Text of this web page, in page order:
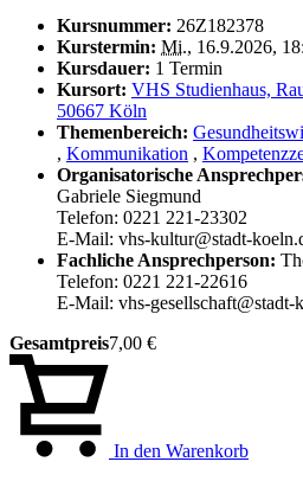
Kursnummer: 26Z182378
Kurstermin: Mi., 16.9.2026,
Kursdauer: 1 Termin
Kursort: VHS Studienhaus,
50667 Köln
Themenbereich:
, Kommunikation ,
Organisatorische
Gabriele Siegmund
Telefon: 0221 221-23302
E-Mail: vhs-kultur@stadt-
Fachliche Ansprechperson:
Telefon: 0221 221-22616
E-Mail: vhs-gesellschaft@stadt-
Gesamtpreis7,00 €
In den Warenkorb